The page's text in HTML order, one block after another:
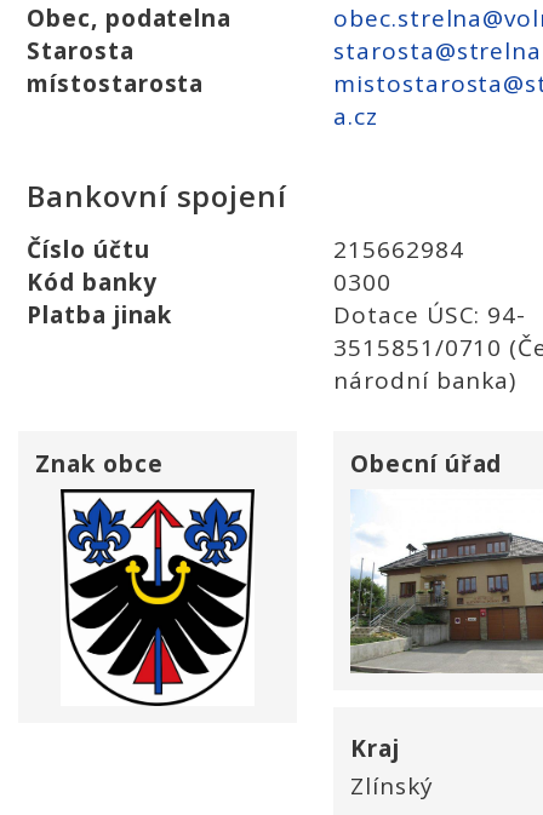
Obec, podatelna
Starosta
místostarosta
a.cz
Bankovní spojení
Číslo účtu
215662984
Kód banky
0300
Platba jinak
Dotace ÚSC: 94-
3515851/0710
národní banka)
Znak obce Obecní úřad
Kraj
Zlínský